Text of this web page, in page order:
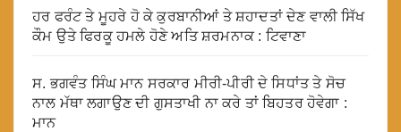
ਹਰ ਫਰੰਟ ਤੇ ਮੂਹਰੇ ਹੋ ਕੇ ਕੁਰਬਾਨੀਆਂ ਤੇ ਸ਼ਹਾਦਤਾਂ ਦੇਣ ਵਾਲੀ ਸਿੱਖ
ਕੌਮ ਉਤੇ ਫਿਰਕੂ ਹਮਲੇ ਹੋਣੇ ਅਤਿ ਸ਼ਰਮਨਾਕ : ਟਿਵਾਣਾ
ਸ. ਭਗਵੰਤ ਸਿੰਘ ਮਾਨ ਸਰਕਾਰ ਮੀਰੀ-ਪੀਰੀ ਦੇ ਸਿਧਾਂਤ ਤੇ ਸੋਚ
ਨਾਲ ਮੱਥਾ ਲਗਾਉਣ ਦੀ ਗੁਸਤਾਖੀ ਨਾ ਕਰੇ ਤਾਂ ਬਿਹਤਰ ਹੋਵੇਗਾ :
ਮਾਨ